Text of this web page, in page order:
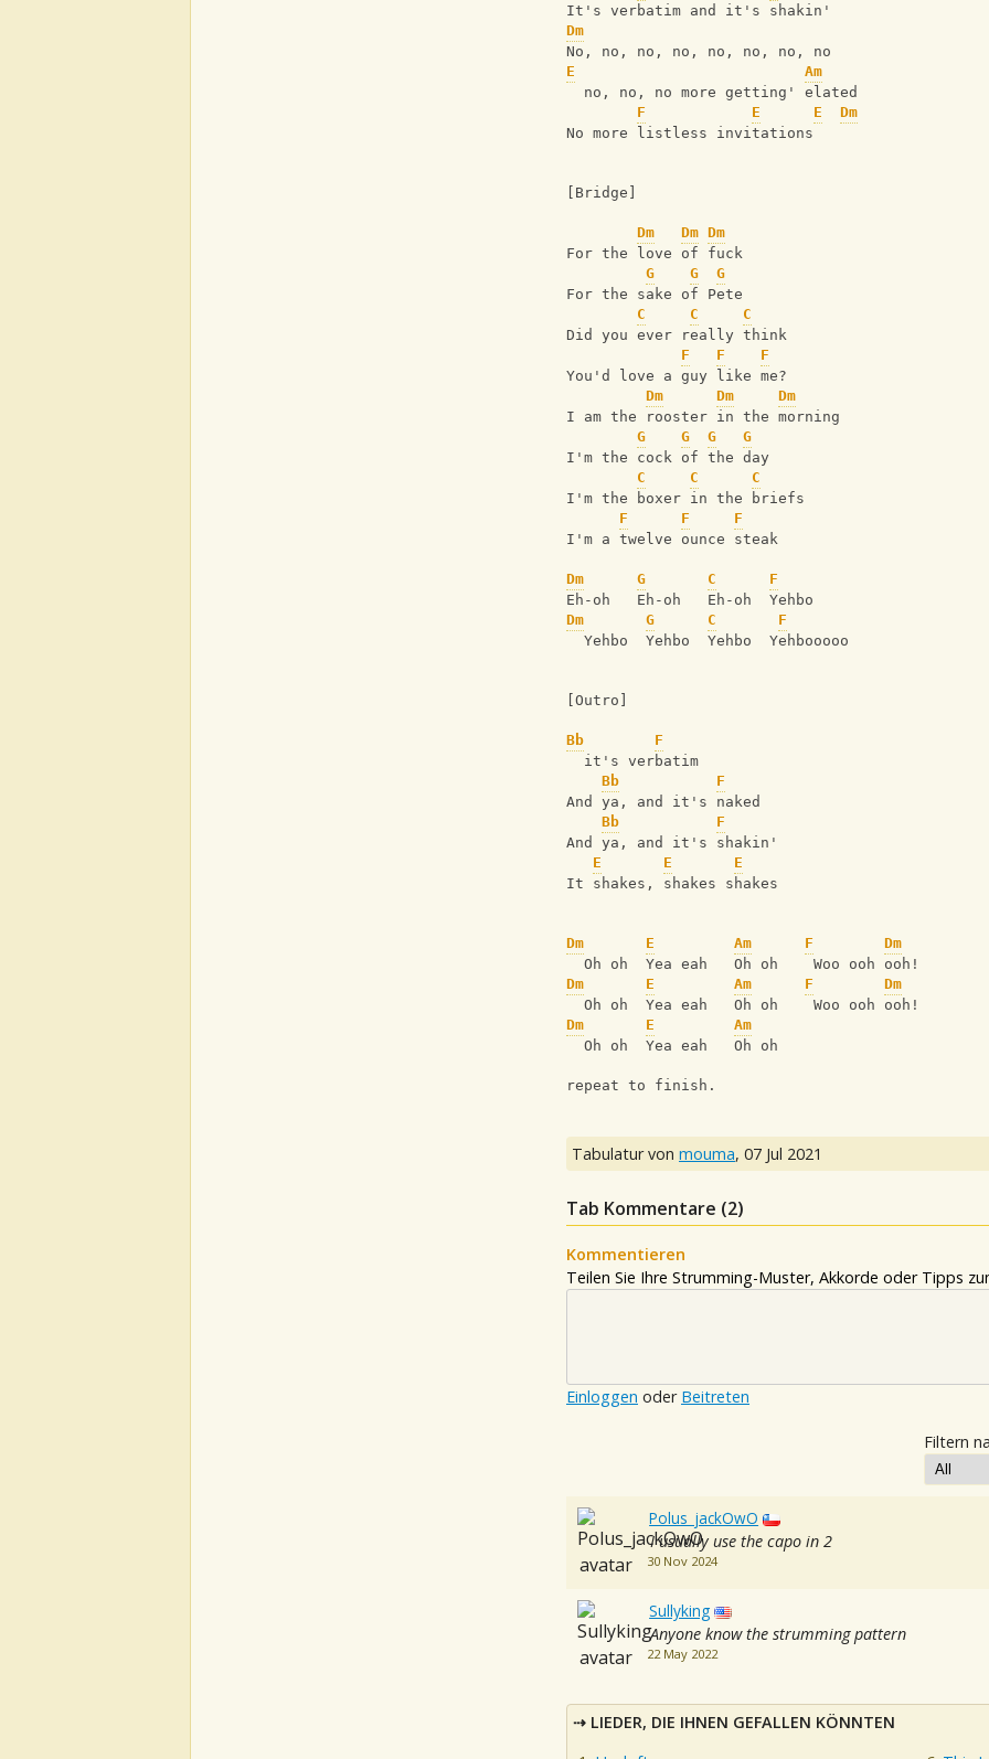
It's verbatim and it's shakin'
Dm
No, no, no, no, no, no, no, no
E
Am
  no, no, no more getting' elated
F
E E
Dm
No more listless invitations
[Bridge]
Dm Dm Dm
For the love of fuck
G
G
G
For the sake of Pete
C
C
C
Did you ever really think
F
F
F
You'd love a guy like me?
Dm
Dm
Dm
I am the rooster in the morning
G
G G
G
I'm the cock of the day
C
C
C
I'm the boxer in the briefs
F
F
F
I'm a twelve ounce steak
Dm G C
F
Eh-oh   Eh-oh   Eh-oh  Yehbo
Dm
G C
F
  Yehbo  Yehbo  Yehbo  Yehbooooo
[Outro]
Bb
F
  it's verbatim
Bb
F
And ya, and it's naked
Bb
F
And ya, and it's shakin'
E
E
E
It shakes, shakes shakes
Dm E Am F
Dm
  Oh oh  Yea eah   Oh oh    Woo ooh ooh!
Dm
E Am F
Dm
  Oh oh  Yea eah   Oh oh    Woo ooh ooh!
Dm
E
Am
  Oh oh  Yea eah   Oh oh
repeat to finish.
Tabulatur von mouma, 07 Jul 2021
Tab Kommentare (2)
Kommentieren
Teilen Sie Ihre Strumming-Muster, Akkorde oder Tipps
Einloggen oder Beitreten
Filtern
Polus_jackOwO
I usually use the capo in 2
30 Nov 2024
Sullyking
Anyone know the strumming pattern
22 May 2022
LIEDER, DIE IHNEN GEFALLEN KÖNNTEN